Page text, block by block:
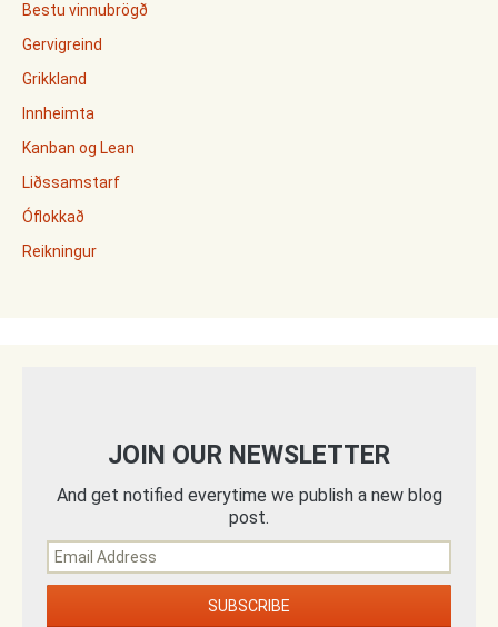
Bestu vinnubrögð
Gervigreind
Grikkland
Innheimta
Kanban og Lean
Liðssamstarf
Óflokkað
Reikningur
JOIN OUR NEWSLETTER
And get notified everytime we publish a new blog
post.